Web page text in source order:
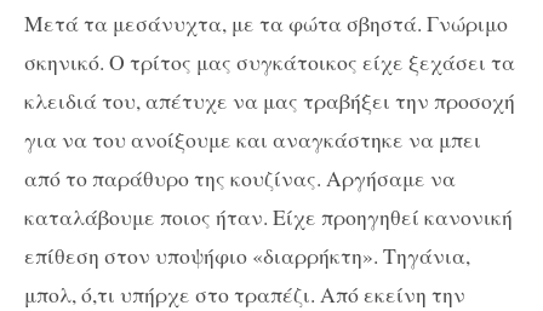
Μετά τα μεσάνυχτα, με τα φώτα σβηστά. Γνώριμο
σκηνικό. Ο τρίτος μας συγκάτοικος είχε ξεχάσει τα
κλειδιά του, απέτυχε να μας τραβήξει την προσοχή
για να του ανοίξουμε και αναγκάστηκε να μπει
από το παράθυρο της κουζίνας. Αργήσαμε να
καταλάβουμε ποιος ήταν. Είχε προηγηθεί κανονική
επίθεση στον υποψήφιο «διαρρήκτη». Τηγάνια,
μπολ, ό,τι υπήρχε στο τραπέζι. Από εκείνη την